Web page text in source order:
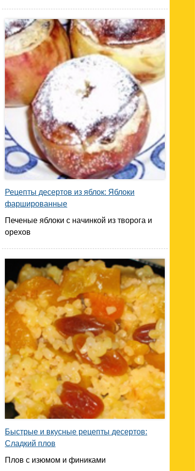
Рецепты десертов из яблок: Яблоки
фаршированные
Печеные яблоки с начинкой из творога и
орехов
Быстрые и вкусные рецепты десертов:
Сладкий плов
Плов с изюмом и финиками